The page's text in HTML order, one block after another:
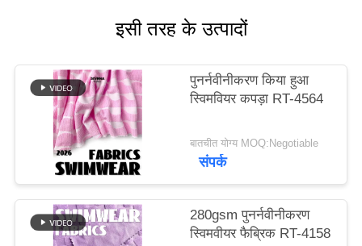
साइटमैप
PRIVACY
POLICY
इसी तरह के उत्पादों
पुनर्नवीनीकरण किया हुआ
स्विमवियर कपड़ा RT-4564
बातचीत योग्य MOQ:Negotiable
संपर्क
280gsm पुनर्नवीनीकरण
स्विमवीयर फैब्रिक RT-4158